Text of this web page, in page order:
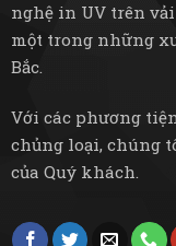
nghệ in UV trên
một trong những
Bắc.
Với các phương
chủng loại, chúng
của Quý khách.